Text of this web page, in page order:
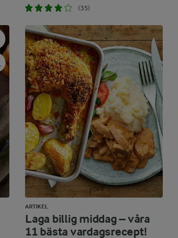
(35)
ARTIKEL
Laga billig middag – våra
11 bästa vardagsrecept!